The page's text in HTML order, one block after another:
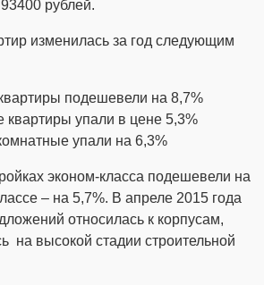
рублей.
изменилась за год следующим
подешевели на 8,7%
квартиры упали в цене 5,3%
упали на 6,3%
эконом-класса подешевели на
– на 5,7%. В апреле 2015 года
относилась к корпусам,
на высокой стадии строительной